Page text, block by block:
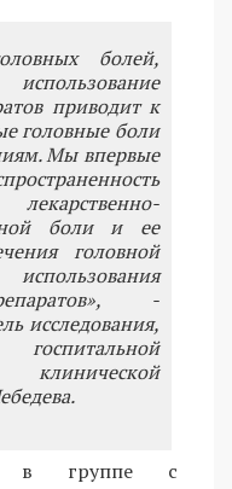
болей,
приводит к
головные боли
Мы впервые
боли и ее
головной
-
исследования,
в группе с